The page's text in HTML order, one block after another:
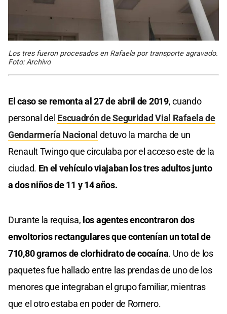
Los tres fueron procesados en Rafaela por transporte agravado.
Foto: Archivo
El caso se remonta al 27 de abril de 2019, cuando
personal del Escuadrón de Seguridad Vial Rafaela de
Gendarmería Nacional detuvo la marcha de un
Renault Twingo que circulaba por el acceso este de la
ciudad. En el vehículo viajaban los tres adultos junto
a dos niños de 11 y 14 años.
Durante la requisa, los agentes encontraron dos
envoltorios rectangulares que contenían un total de
710,80 gramos de clorhidrato de cocaína. Uno de los
paquetes fue hallado entre las prendas de uno de los
menores que integraban el grupo familiar, mientras
que el otro estaba en poder de Romero.